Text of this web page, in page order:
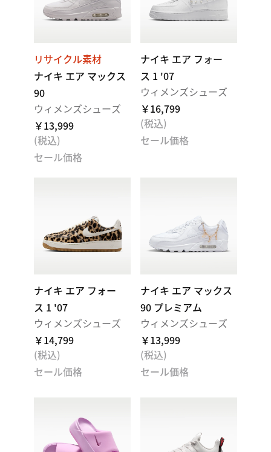
リサイクル素材
ナイキ エア マックス
90
ウィメンズシューズ
￥13,999
(税込)
セール価格
ナイキ エア フォー
ス 1 '07
ウィメンズシューズ
￥16,799
(税込)
セール価格
ナイキ エア フォー
ス 1 '07
ウィメンズシューズ
￥14,799
(税込)
セール価格
ナイキ エア マックス
90 プレミアム
ウィメンズシューズ
￥13,999
(税込)
セール価格